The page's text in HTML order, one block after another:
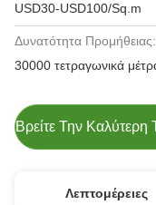
USD30-USD100/Sq.m
Δυνατότητα Προμήθειας:
30000 τετραγωνικά
Λεπτομέρειες